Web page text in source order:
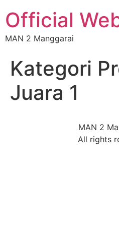
Official
MAN 2 Manggarai
Kategori
Juara 1
MAN 2
All rights